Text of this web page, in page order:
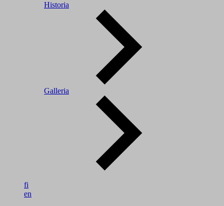
Historia
Galleria
fi
en